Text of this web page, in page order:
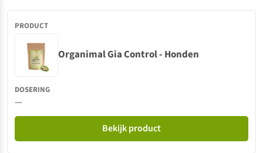
Organimal Gia Control - Honden
—
Bekijk product